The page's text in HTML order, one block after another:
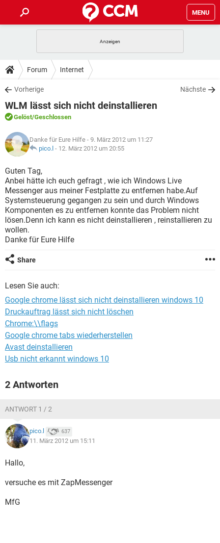
MENU
ANDROID
WINDOWS 10
WHATSAPP TIKTOK
FACEBOOK
TIPPS & TRICKS
SPIELE
WINDOWS 10
WHATSAPP
FACEBOOK HARDWARE
DOWNLOADS
SPIELE STREAMING
ANDROID
WINDOWS 10 INSTAGRAM
WHATSAPP
FACEBOOK
FORUM
SPIELE
ANDROID IOS
WHATSAPP TIKTOK
FACEBOOK HARDWARE
LEXIKON
SPIELE
ANDROID
WINDOWS 10 INSTAGRAM
WHATSAPP TIKTOK
FACEBOOK HARDWARE
Forum Internet
Vorherige Nächste
WLM lässt sich nicht deinstallieren
Gelöst/Geschlossen
Danke für Eure Hilfe - 9. März 2012 um 11:27
pico.l - 12. März 2012 um 20:55
Guten Tag,
Anbei hätte ich euch gefragt , wie ich Windows Live
Messenger aus meiner Festplatte zu entfernen habe.Auf
Systemsteuerung gegangen zu sein und durch Windows
Komponenten es zu entfernen konnte das Problem nicht
lösen.Denn ich kann es nicht deinstallieren , reinstallieren zu
wollen.
Danke für Eure Hilfe
Share
Lesen Sie auch:
Google chrome lässt sich nicht deinstallieren windows 10
Druckauftrag lässt sich nicht löschen
Chrome:\\flags
Google chrome tabs wiederherstellen
Avast deinstallieren
Usb nicht erkannt windows 10
2 Antworten
ANTWORT 1 / 2
pico.l 637
11. März 2012 um 15:11
Hallo,
versuche es mit ZapMessenger
MfG